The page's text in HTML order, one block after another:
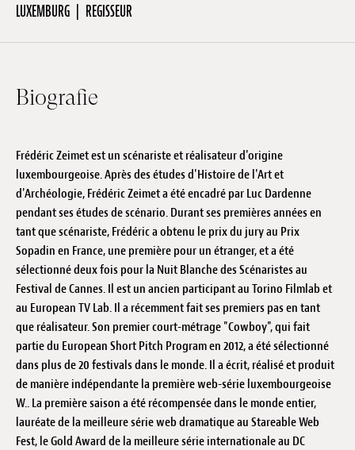
Anstellung
Archives
LUXEMBURG REGISSEUR
Biografie
Frédéric Zeimet est un scénariste et réalisateur d'origine
luxembourgeoise. Après des études d'Histoire de l'Art et
d'Archéologie, Frédéric Zeimet a été encadré par Luc Dardenne
pendant ses études de scénario. Durant ses premières années en
tant que scénariste, Frédéric a obtenu le prix du jury au Prix
Sopadin en France, une première pour un étranger, et a été
sélectionné deux fois pour la Nuit Blanche des Scénaristes au
Festival de Cannes. Il est un ancien participant au Torino Filmlab et
au European TV Lab. Il a récemment fait ses premiers pas en tant
que réalisateur. Son premier court-métrage "Cowboy", qui fait
partie du European Short Pitch Program en 2012, a été sélectionné
dans plus de 20 festivals dans le monde. Il a écrit, réalisé et produit
de manière indépendante la première web-série luxembourgeoise
W.. La première saison a été récompensée dans le monde entier,
lauréate de la meilleure série web dramatique au Stareable Web
Fest, le Gold Award de la meilleure série internationale au DC